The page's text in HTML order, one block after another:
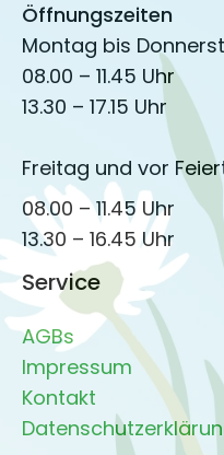
Öffnungszeiten
Montag bis
08.00 – 11.45 Uhr
13.30 – 17.15 Uhr
Freitag und vor
08.00 – 11.45 Uhr
13.30 – 16.45 Uhr
Service
AGBs
Impressum
Kontakt